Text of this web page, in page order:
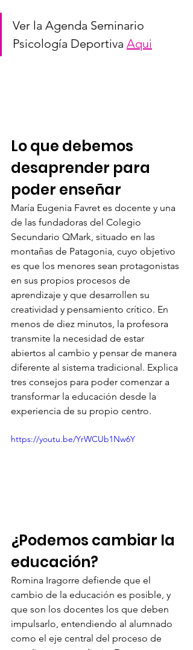
Ver la Agenda Seminario
Psicología Deportiva Aqui
Lo que debemos
desaprender para
poder enseñar
María Eugenia Favret es docente y una
de las fundadoras del Colegio
Secundario QMark, situado en las
montañas de Patagonia, cuyo objetivo
es que los menores sean protagonistas
en sus propios procesos de
aprendizaje y que desarrollen su
creatividad y pensamiento crítico. En
menos de diez minutos, la profesora
transmite la necesidad de estar
abiertos al cambio y pensar de manera
diferente al sistema tradicional. Explica
tres consejos para poder comenzar a
transformar la educación desde la
experiencia de su propio centro.
https://youtu.be/YrWCUb1Nw6Y
¿Podemos cambiar la
educación?
Romina Iragorre defiende que el
cambio de la educación es posible, y
que son los docentes los que deben
impulsarlo, entendiendo al alumnado
como el eje central del proceso de